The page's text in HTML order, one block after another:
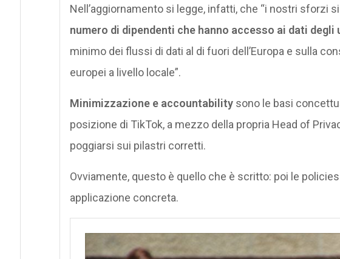
Nell’aggiornamento si legge, infatti, che “i nostri sforzi
numero di dipendenti che hanno accesso ai dati degli
minimo dei flussi di dati al di fuori dell’Europa e sulla
europei a livello locale”.
Minimizzazione e accountabilitysono le basi
posizione di TikTok, a mezzo della propria Head of
poggiarsi sui pilastri corretti.
Ovviamente, questo è quello che è scritto: poi le
applicazione concreta.